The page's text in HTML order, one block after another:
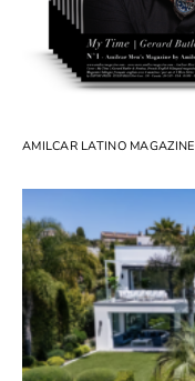
AMILCAR LATINO MAGAZINE